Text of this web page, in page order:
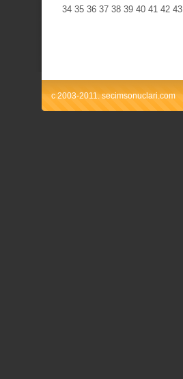
34 35 36 37 38 39 40 41 42 43
c 2003-2011. secimsonuclari.com